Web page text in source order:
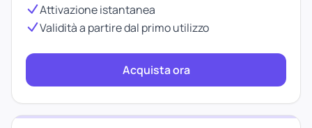
Attivazione istantanea
Validità a partire dal primo utilizzo
Acquista ora